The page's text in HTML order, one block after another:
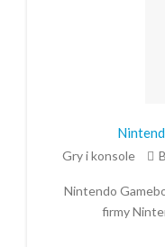
Gry i konsole
Nintendo
firmy